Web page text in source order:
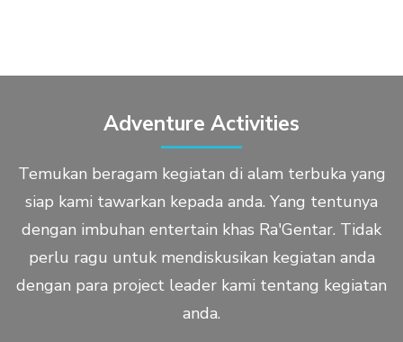
Adventure Activities
Temukan beragam kegiatan di alam terbuka yang
siap kami tawarkan kepada anda. Yang tentunya
dengan imbuhan entertain khas Ra'Gentar. Tidak
perlu ragu untuk mendiskusikan kegiatan anda
dengan para project leader kami tentang kegiatan
anda.